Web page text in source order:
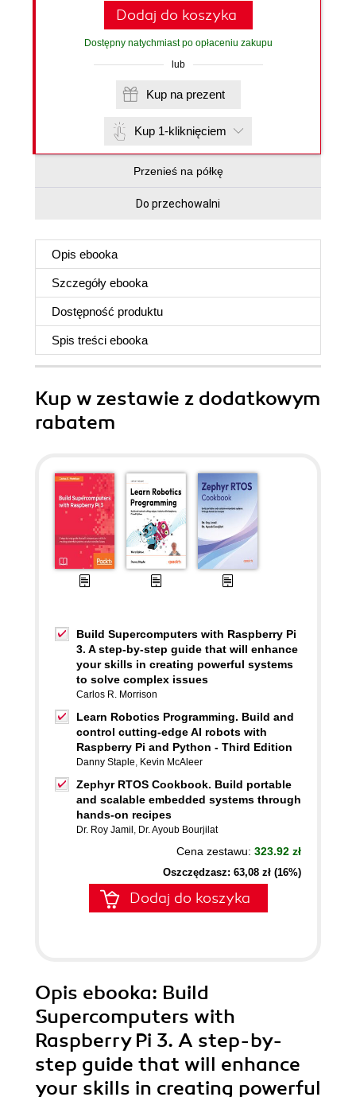
Dodaj do koszyka
Dostępny natychmiast po opłaceniu zakupu
lub
Kup na prezent
Kup 1-kliknięciem
Przenieś na półkę
Do przechowalni
Opis ebooka
Szczegóły ebooka
Dostępność produktu
Spis treści ebooka
Kup w zestawie z dodatkowym
rabatem
Build Supercomputers with Raspberry Pi
3. A step-by-step guide that will enhance
your skills in creating powerful systems
to solve complex issues
Carlos R. Morrison
Learn Robotics Programming. Build and
control cutting-edge AI robots with
Raspberry Pi and Python - Third Edition
Danny Staple, Kevin McAleer
Zephyr RTOS Cookbook. Build portable
and scalable embedded systems through
hands-on recipes
Dr. Roy Jamil , Dr. Ayoub Bourjilat
Cena zestawu: 323.92 zł
Oszczędzasz: 63,08 zł (16%)
Dodaj do koszyka
Opis ebooka: Build
Supercomputers with
Raspberry Pi 3. A step-by-
step guide that will enhance
your skills in creating powerful